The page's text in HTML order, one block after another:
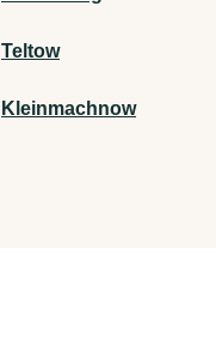
Teltow
Kleinmachnow